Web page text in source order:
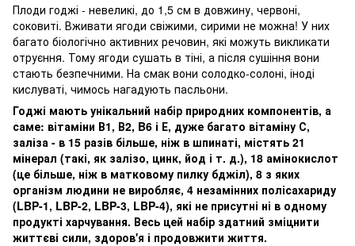
Плоди годжі - невеликі, до 1,5 см в довжину, червоні,
соковиті. Вживати ягоди свіжими, сирими не можна! У них
багато біологічно активних речовин, які можуть викликати
отруєння. Тому ягоди сушать в тіні, а після сушіння вони
стають безпечними. На смак вони солодко-солоні, іноді
кислуваті, чимось нагадують пасльони.
Годжі мають унікальний набір природних компонентів, а
саме: вітаміни В1, В2, B6 і Е, дуже багато вітаміну С,
заліза - в 15 разів більше, ніж в шпинаті, містять 21
мінерал (такі, як залізо, цинк, йод і т. д.), 18 амінокислот
(це більше, ніж в матковому пилку бджіл), 8 з яких
організм людини не виробляє, 4 незамінних полісахариду
(LBP-1, LBP-2, LBP-3, LBP-4), які не присутні ні в одному
продукті харчування. Весь цей набір здатний зміцнити
життєві сили, здоров'я і продовжити життя.